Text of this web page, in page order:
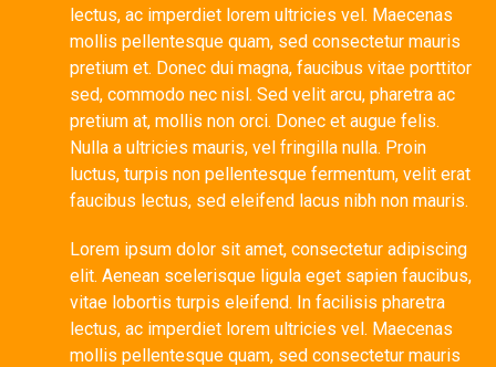
lectus, ac imperdiet lorem ultricies vel. Maecenas
mollis pellentesque quam, sed consectetur mauris
pretium et. Donec dui magna, faucibus vitae porttitor
sed, commodo nec nisl. Sed velit arcu, pharetra ac
pretium at, mollis non orci. Donec et augue felis.
Nulla a ultricies mauris, vel fringilla nulla. Proin
luctus, turpis non pellentesque fermentum, velit erat
faucibus lectus, sed eleifend lacus nibh non mauris.
Lorem ipsum dolor sit amet, consectetur adipiscing
elit. Aenean scelerisque ligula eget sapien faucibus,
vitae lobortis turpis eleifend. In facilisis pharetra
lectus, ac imperdiet lorem ultricies vel. Maecenas
mollis pellentesque quam, sed consectetur mauris